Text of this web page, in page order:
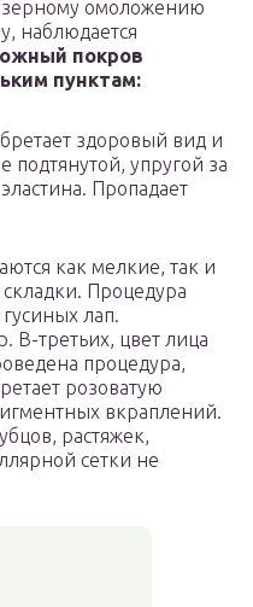
омоложению
наблюдается
покров
пунктам:
здоровый вид и
подтянутой, упругой за
Пропадает
как мелкие, так и
Процедура
лап.
В-третьих, цвет лица
процедура,
розоватую
вкраплений.
растяжек,
сетки не